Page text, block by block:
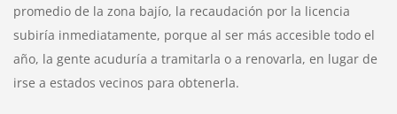
promedio de la zona bajío, la recaudación por la licencia
subiría inmediatamente, porque al ser más accesible todo el
año, la gente acuduría a tramitarla o a renovarla, en lugar de
irse a estados vecinos para obtenerla.